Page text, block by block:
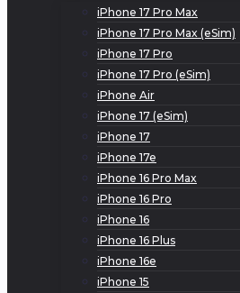
iPhone 17 Pro Max
iPhone 17 Pro Max (eSim)
iPhone 17 Pro
iPhone 17 Pro (eSim)
iPhone Air
iPhone 17 (eSim)
iPhone 17
iPhone 17e
iPhone 16 Pro Max
iPhone 16 Pro
iPhone 16
iPhone 16 Plus
iPhone 16e
iPhone 15